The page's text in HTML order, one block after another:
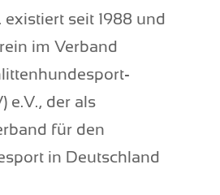
existiert seit 1988 und
im Verband
e.V., der als
für den
in Deutschland